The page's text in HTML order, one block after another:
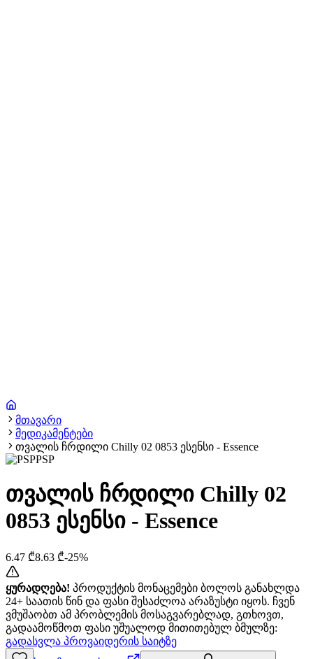
მთავარი
მედიკამენტები
თვალის ჩრდილი Chilly 02 0853 ესენსი - Essence
PSP
თვალის ჩრდილი Chilly 02
0853 ესენსი - Essence
6.47 ₾8.63 ₾-25%
ყურადღება! პროდუქტის მონაცემები ბოლოს განახლდა
24+ საათის წინ და ფასი შესაძლოა არაზუსტი იყოს. ჩვენ
ვმუშაობთ ამ პრობლემის მოსაგვარებლად, გთხოვთ,
გადაამოწმოთ ფასი უშუალოდ მითითებულ ბმულზე:
გადასვლა პროვაიდერის საიტზე